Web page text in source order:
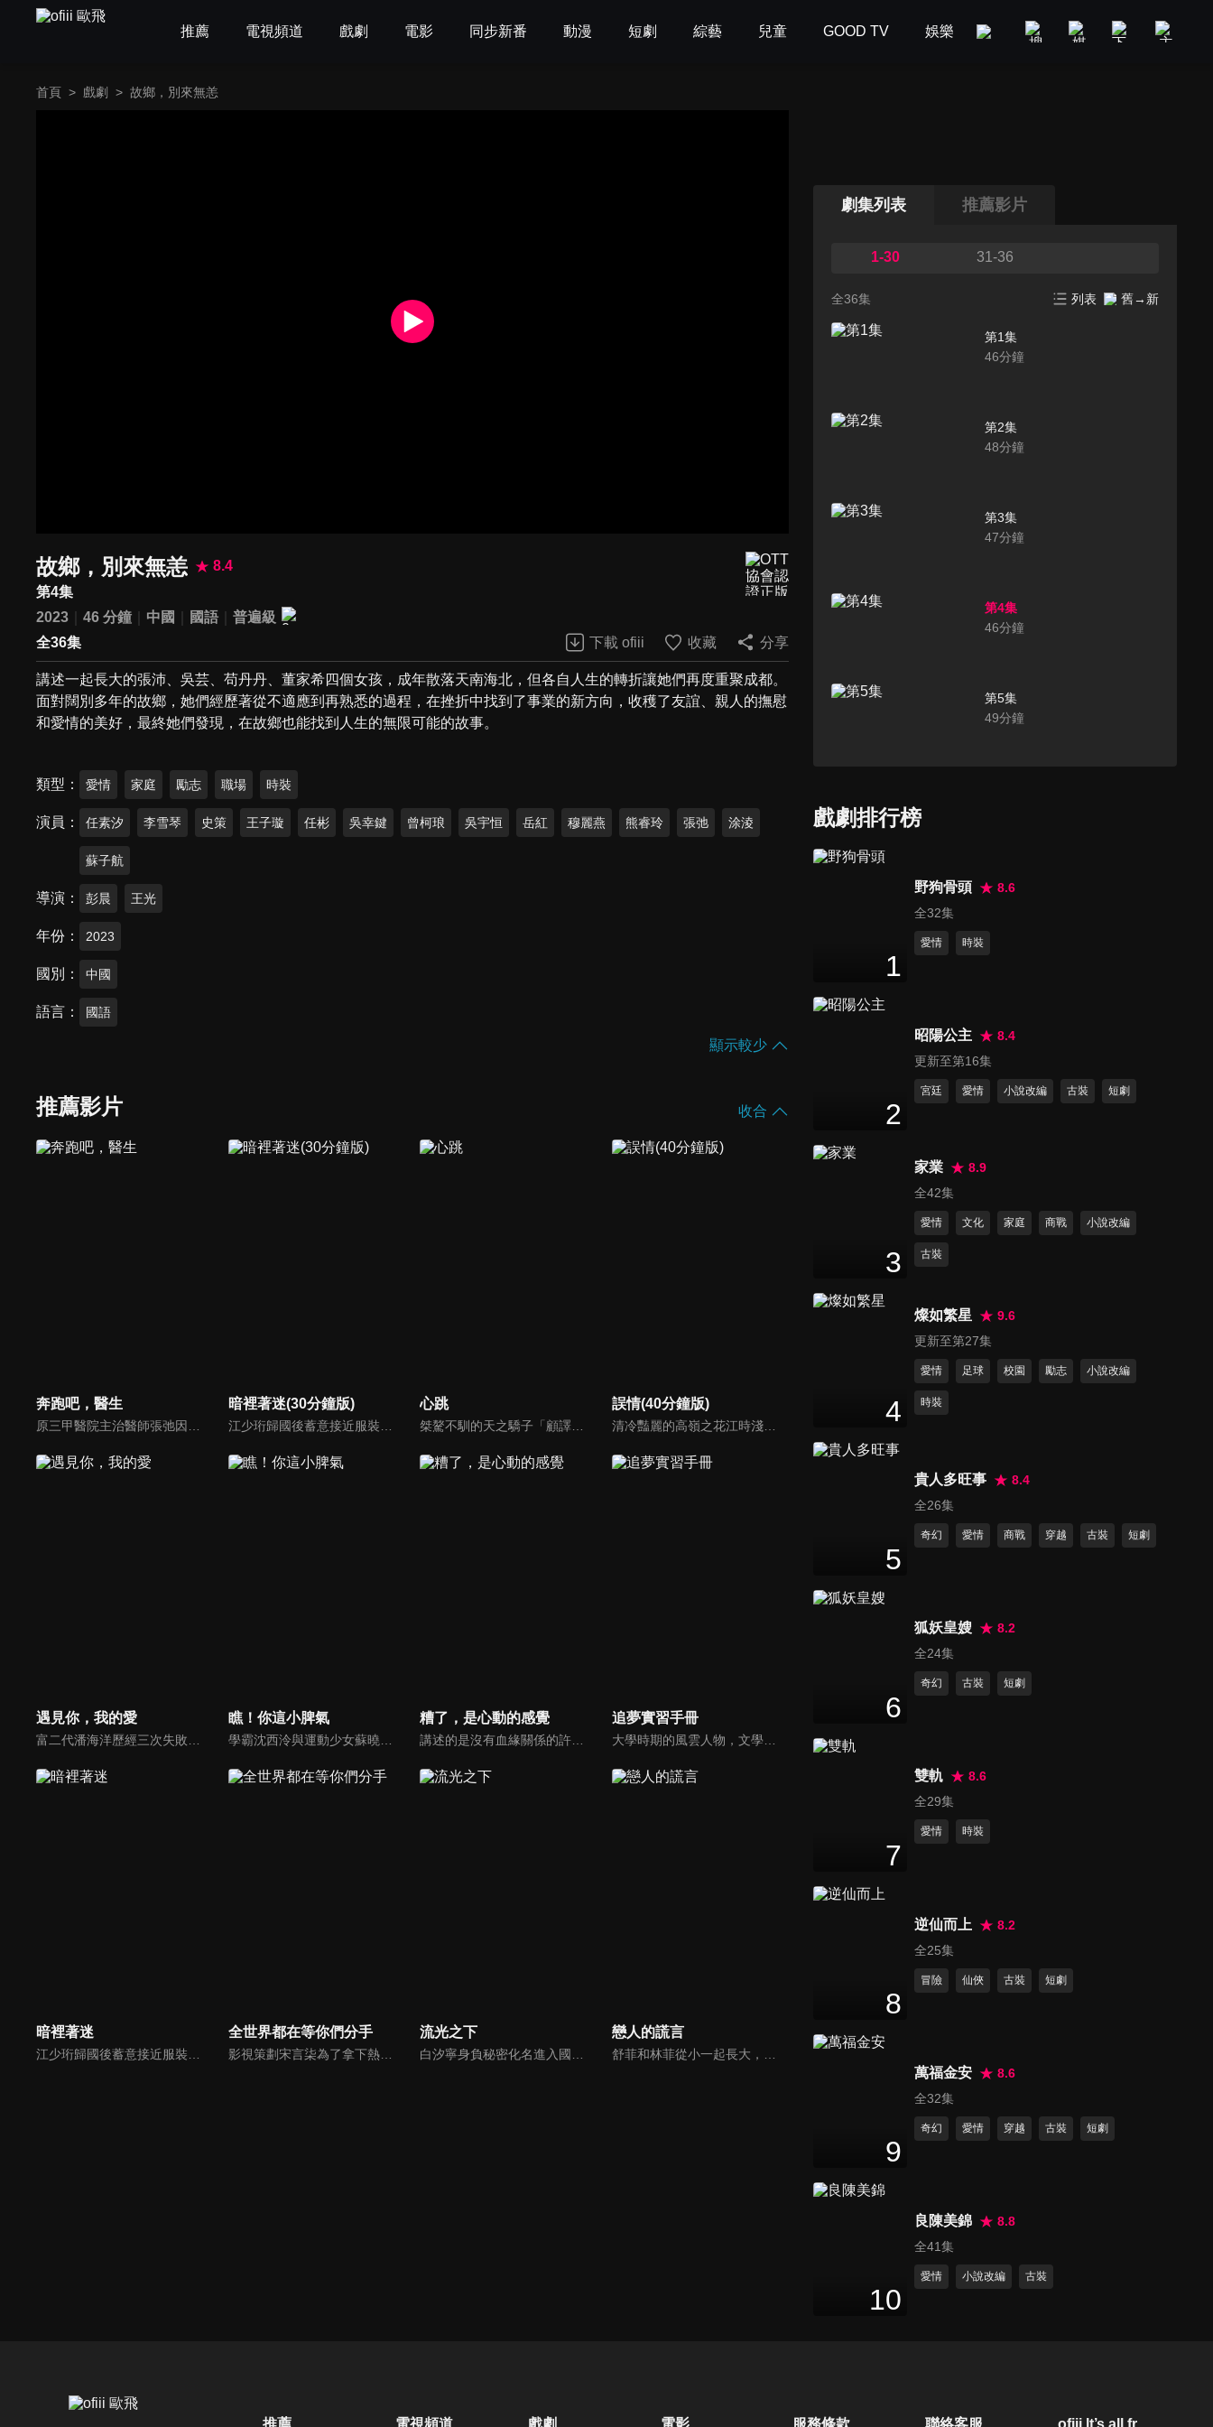
推薦 電視頻道 戲劇 電影 同步新番 動漫 短劇 綜藝 兒童 GOOD TV 娛樂 美食旅遊 新聞政論
首頁 > 戲劇 > 故鄉，別來無恙
故鄉，別來無恙
8.4
第4集
2023
46 分鐘 中國 國語
普遍級
全36集
下載 ofiii 收藏 分享
講述一起長大的張沛、吳芸、苟丹丹、董家希四個女孩，成年散落天南海北，但各自人生的轉折讓她們再度重聚成都。
面對闊別多年的故鄉，她們經歷著從不適應到再熟悉的過程，在挫折中找到了事業的新方向，收穫了友誼、親人的撫慰
和愛情的美好，最終她們發現，在故鄉也能找到人生的無限可能的故事。
類型 愛情 家庭 勵志 職場 時裝
演員 任素汐 李雪琴 史策 王子璇 任彬 吳幸鍵 曾柯琅 吳宇恒 岳紅 穆麗燕 熊睿玲 張弛 涂淩
蘇子航
導演 彭晨 王光
年份 2023
國別 中國
語言 國語
顯示較少
推薦影片 收合
奔跑吧，醫生 暗裡著迷(30分鐘版) 心跳 誤情(40分鐘版)
清冷豔麗的高嶺之花江時淺在遭受霸淩、暴力等一系列事件後，華麗蛻變逆襲歸來，用一場精心策劃強勢開啟自己的復仇之路，最終收穫內心救贖與愛情的故事。
遇見你，我的愛 瞧！你這小脾氣 糟了，是心動的感覺 追夢實習手冊
大學時期的風雲人物，文學女神沈安與泰拳男神許北，機緣巧合下在工作中相遇，兩個原本該在夢想賽道上發光發亮的年輕人在社會的重壓下逐漸喪失夢想。再次碰面的兩人，漸漸解開心結，並在互相了解、激勵的過程中互生愛慕。
暗裡著迷
江少珩歸國後蓄意接近服裝設計師蘇半夏，直到衛高陽暴露出江少珩接近蘇半夏的真實目的，蘇半夏深覺背叛而與江少珩分手。而已經無法離開蘇半夏的江少珩，用真心再次追回蘇半夏，上演追妻火葬場並重歸於好。之後，兩人查清當年真相，最終衛氏姐弟雙雙落網，一切塵埃落定。
全世界都在等你們分手
影視策劃宋言柒為了拿下熱門小說IP改編權，與身患情感障礙的小說作者紀述產生交集，結果卻發現原本走向甜寵的劇情開始崩盤，隨後意外穿越進入自己寫的同人文世界改變劇情，成為同人文世界的愛情保鏢，卻不料她時刻提防的男二竟然是作者紀述。二人因為劇情的走向在現實和同人文兩個世界展開較量...
流光之下
白汐寧身負秘密化名進入國內珠寶巨頭東辰集團，憑藉非凡的才華和毅力一路打拼逆襲，與林弈在職場博弈的過程中逐漸抽絲剝繭出隱藏多年的真相。
戀人的謊言
舒菲和林菲從小一起長大，不僅是好姐妹更是好閨蜜。奇然學長喜歡林菲，但林菲對奇然沒有感覺，暗戀奇然的舒菲悄悄借用林菲的名字和奇然書信來往，畢業後，姐妹兩個同事同時進入購物電視台上班，意外發現自己的上司居然是學長奇然，奇然依然鍾情於林菲，舒菲暗戀的心情破碎...
劇集列表 推薦影片
1-30 31-36
全36集 列表 舊→新
第1集
46分鐘
第2集
48分鐘
第3集
47分鐘
第4集
46分鐘
第5集
49分鐘
47
第9集
46
43
分鐘
42
第16集
第17集
分鐘
44分鐘
第22集
戲劇排行榜
1
野狗骨頭
8.6
全32集
愛情 時裝
2
昭陽公主
8.4
更新至第16集
宮廷 愛情 小說改編 古裝 短劇
3
家業
8.9
全42集
愛情 文化 家庭 商戰 小說改編
古裝
4
燦如繁星
9.6
更新至第27集
愛情 足球 校園 勵志 小說改編
時裝
5
貴人多旺事
8.4
全26集
奇幻 愛情 商戰 穿越 古裝 短劇
6
狐妖皇嫂
8.2
全24集
奇幻 古裝 短劇
7
雙軌
8.6
全29集
愛情 時裝
8
逆仙而上
8.2
全25集
冒險 仙俠 古裝 短劇
9
萬福金安
8.6
全32集
奇幻 愛情 穿越 古裝 短劇
10
良陳美錦
8.8
全41集
愛情 小說改編 古裝
推薦 電視頻道 戲劇 電影 服務條款 聯絡客服